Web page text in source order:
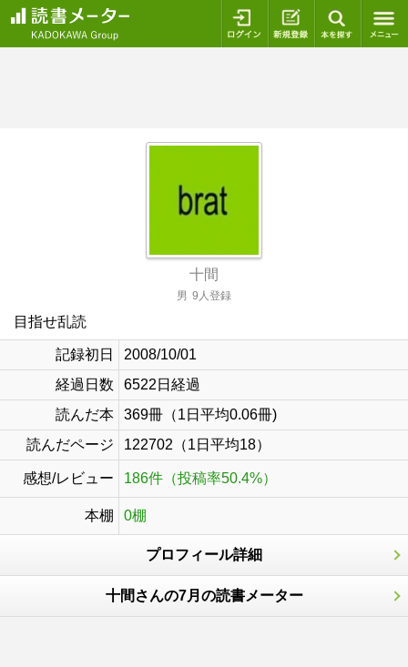
ログイン 新規登録
十間
男 9人登録
目指せ乱読
記録初日
2008/10/01
経過日数
6522日経過
読んだ本
369冊（1日平均0.06冊)
読んだページ
122702（1日平均18）
感想/レビュー 186件（投稿率50.4%）
本棚 0棚
プロフィール詳細
十間さんの7月の読書メーター